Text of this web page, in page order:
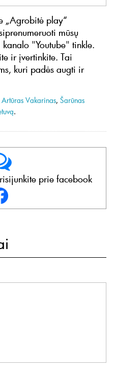
„Agrobitė play“
mūsų
kanalo "Youtube" tinkle.
ir įvertinkite. Tai
kuri padės augti ir
Artūras Vakarinas, Šarūnas
.
prie facebook